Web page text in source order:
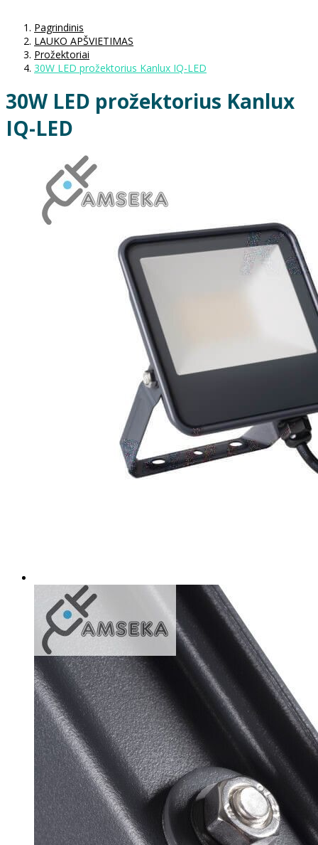
Pagrindinis
LAUKO APŠVIETIMAS
Prožektoriai
30W LED prožektorius Kanlux IQ-LED
30W LED prožektorius Kanlux
IQ-LED